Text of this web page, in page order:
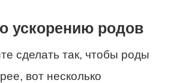
ускорению родов
сделать так, чтобы роды
вот несколько